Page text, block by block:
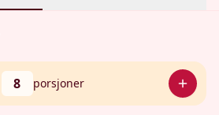
8 porsjoner